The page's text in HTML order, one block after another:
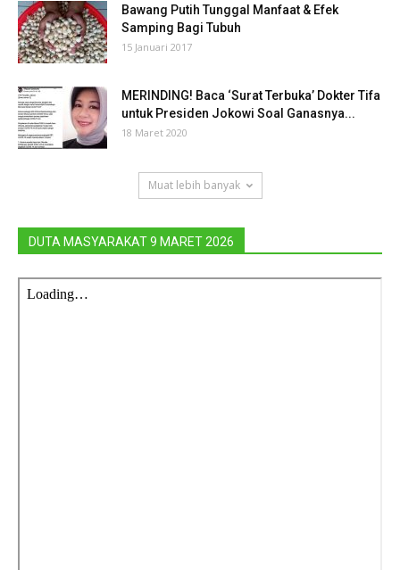
Bawang Putih Tunggal Manfaat & Efek
Samping Bagi Tubuh
15 Januari 2017
MERINDING! Baca ‘Surat Terbuka’ Dokter Tifa
untuk Presiden Jokowi Soal Ganasnya...
18 Maret 2020
Muat lebih banyak
DUTA MASYARAKAT 9 MARET 2026